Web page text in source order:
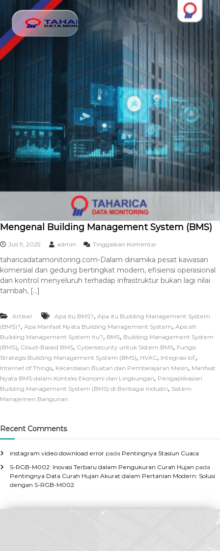
Mengenal Building Management System (BMS)
Juli 9, 2025 admin Tinggalkan Komentar
taharicadatamonitoring.com-Dalam dinamika pesat kawasan
komersial dan gedung bertingkat modern, efisiensi operasional
dan kontrol menyeluruh terhadap infrastruktur bukan lagi nilai
tambah, […]
Artikel Apa itu BMS?, Apa itu Building Management System
(BMS)?, Apa Manfaat Nyata Building Management System, Apa sih
Building Management System itu?, BMS, Building Management System
(BMS), Cloud-Based BMS, Cybersecurity untuk Sistem BMS, Fungsi
Strategis Building Management System (BMS), HVAC, Integrasi IoT,
Internet of Things, Kecerdasan Buatan dan Pembelajaran Mesin, Manfaat
Nyata BMS dalam Konteks Ekonomi dan Lingkungan, Pengaplikasian
Building Management System (BMS) di Berbagai Industri, Sistem
Manajemen Bangunan
Recent Comments
instagram video download error pada Pentingnya Stasiun Cuaca
S-RGB-M002: Inovasi Terbaru dalam Pengukuran Curah Hujan pada
Pentingnya Data Curah Hujan Akurat dalam Pertanian Modern: Solusi
dengan S-RGB-M002